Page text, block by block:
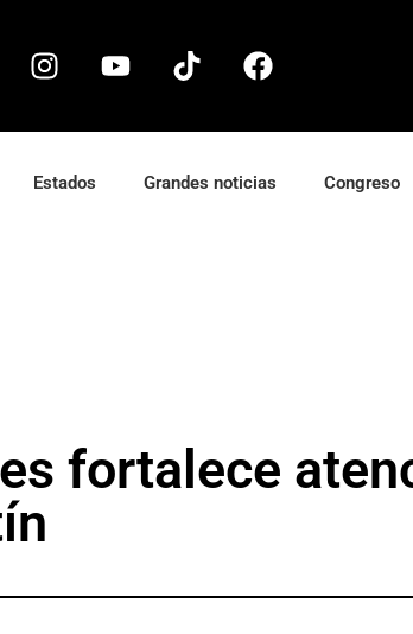
Estados Grandes noticias Congreso
fortalece